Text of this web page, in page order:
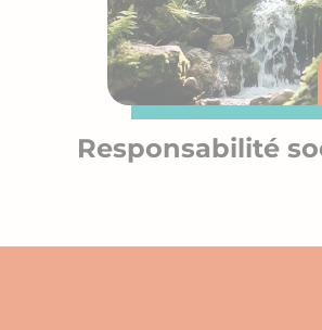
Responsabilité